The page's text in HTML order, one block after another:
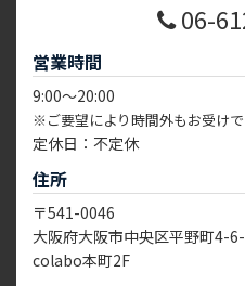
06-
営業時間
9:00～20:00
※ご要望により時間外もお受け
定休日：不定休
住所
〒541-0046
大阪府大阪市中央区平野町4-
colabo本町2F